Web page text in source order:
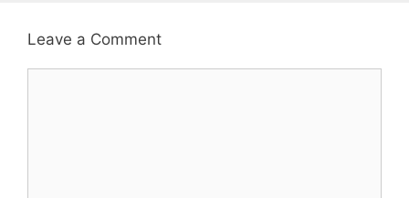
Leave a Comment